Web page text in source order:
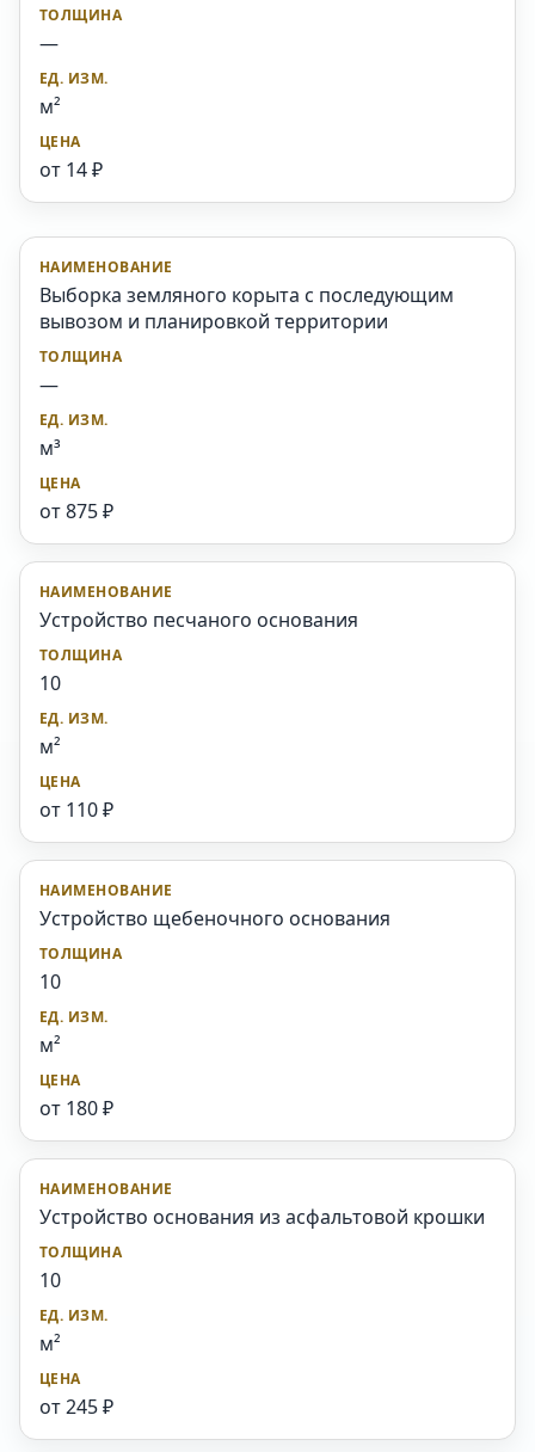
—
м²
от 14 ₽
Выборка земляного корыта с последующим
вывозом и планировкой территории
—
м³
от 875 ₽
Устройство песчаного основания
10
м²
от 110 ₽
Устройство щебеночного основания
10
м²
от 180 ₽
Устройство основания из асфальтовой крошки
10
м²
от 245 ₽